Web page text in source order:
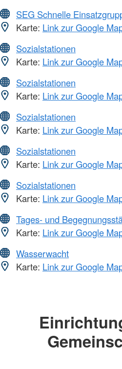
SEG Schnelle
Karte: Link zur Google
Sozialstationen
Karte: Link zur Google
Sozialstationen
Karte: Link zur Google
Sozialstationen
Karte: Link zur Google
Sozialstationen
Karte: Link zur Google
Sozialstationen
Karte: Link zur Google
Tages- und
Karte: Link zur Google
Wasserwacht
Karte: Link zur Google